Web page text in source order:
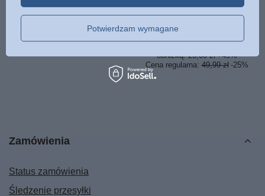
37,49 zł
obniżką:25,00 zł +49%
Cena regularna:49,99 zł -25%
Zamówienia
Status zamówienia
Śledzenie przesyłki
Potwierdzam wymagane